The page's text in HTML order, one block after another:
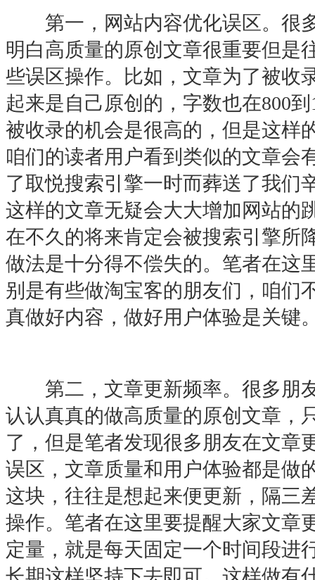
第一，网站内容优化误区。很
明白高质量的原创文章很重要但是
些误区操作。比如，文章为了被收
起来是自己原创的，字数也在800
被收录的机会是很高的，但是这样
咱们的读者用户看到类似的文章会
了取悦搜索引擎一时而葬送了我们
这样的文章无疑会大大增加网站的
在不久的将来肯定会被搜索引擎所
做法是十分得不偿失的。笔者在这
别是有些做淘宝客的朋友们，咱们
真做好内容，做好用户体验是关键
第二，文章更新频率。很多朋
认认真真的做高质量的原创文章，
了，但是笔者发现很多朋友在文章
误区，文章质量和用户体验都是做
这块，往往是想起来便更新，隔三
操作。笔者在这里要提醒大家文章
定量，就是每天固定一个时间段进